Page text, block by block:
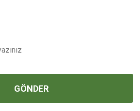
Gönder
GÖNDER